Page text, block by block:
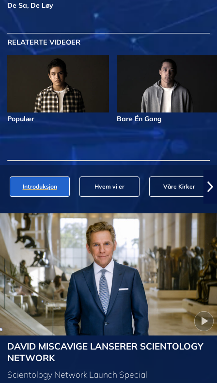
De Sa, De Løy
RELATERTE VIDEOER
Populær Bare Én Gang
Introduksjon Hvem vi er Våre Kirker
DAVID MISCAVIGE LANSERER SCIENTOLOGY
NETWORK
Scientology Network Launch Special